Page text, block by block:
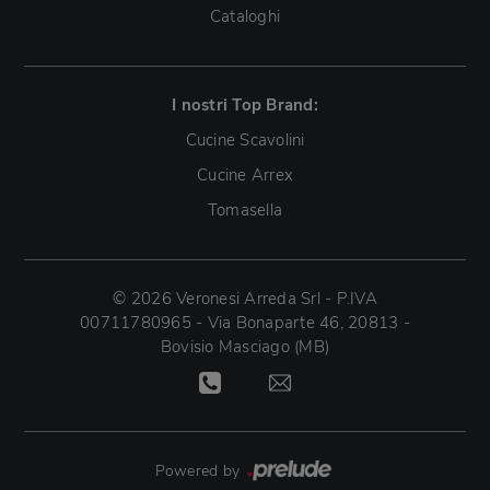
Cataloghi
I nostri Top Brand:
Cucine Scavolini
Cucine Arrex
Tomasella
© 2026 Veronesi Arreda Srl - P.IVA
00711780965 - Via Bonaparte 46, 20813 -
Bovisio Masciago (MB)
Powered by